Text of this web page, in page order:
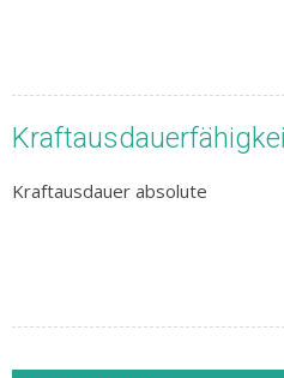
Kraftausdauer absolute